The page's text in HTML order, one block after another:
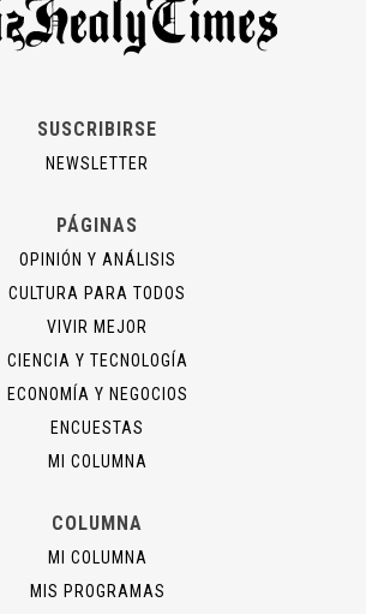
SUSCRIBIRSE
NEWSLETTER
PÁGINAS
OPINIÓN Y ANÁLISIS
CULTURA PARA TODOS
VIVIR MEJOR
CIENCIA Y TECNOLOGÍA
ECONOMÍA Y NEGOCIOS
ENCUESTAS
MI COLUMNA
COLUMNA
MI COLUMNA
MIS PROGRAMAS